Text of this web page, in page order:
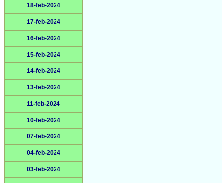
18-feb-2024
17-feb-2024
16-feb-2024
15-feb-2024
14-feb-2024
13-feb-2024
11-feb-2024
10-feb-2024
07-feb-2024
04-feb-2024
03-feb-2024